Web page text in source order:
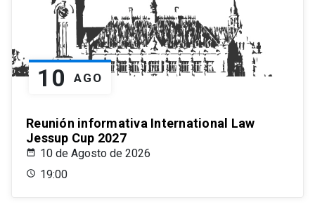
10 AGO
Reunión informativa International Law
Jessup Cup 2027
10 de Agosto de 2026
19:00